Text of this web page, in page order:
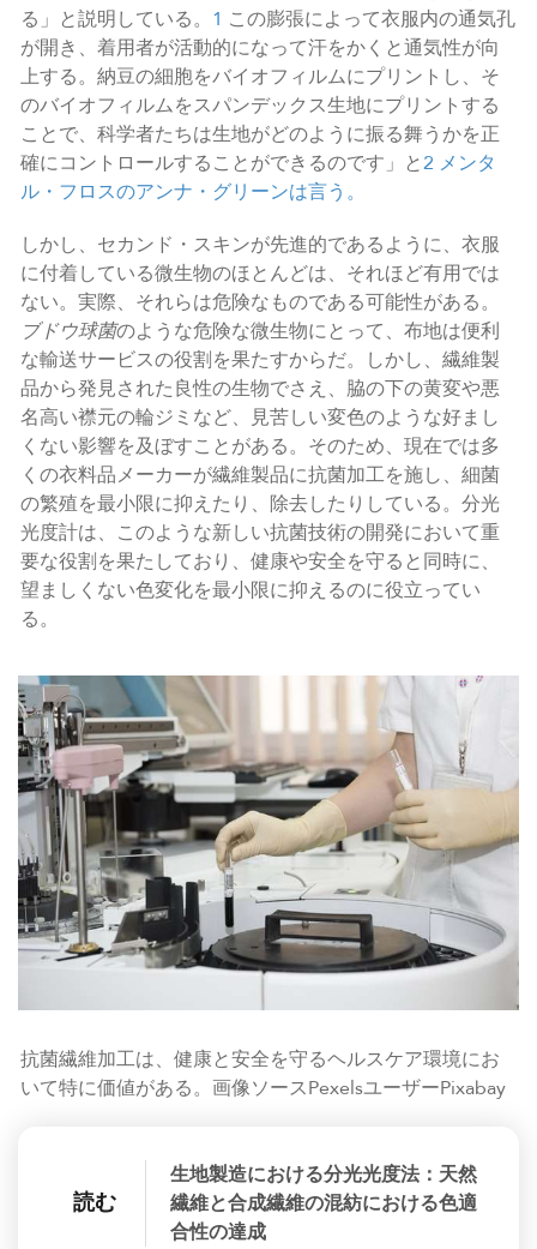
る」と説明している。 1 この膨張によって衣服内の通気孔
が開き、着用者が活動的になって汗をかくと通気性が向
上する。納豆の細胞をバイオフィルムにプリントし、そ
のバイオフィルムをスパンデックス生地にプリントする
ことで、科学者たちは生地がどのように振る舞うかを正
確にコントロールすることができるのです」と2 メンタ
ル・フロスのアンナ・グリーンは言う。
しかし、セカンド・スキンが先進的であるように、衣服
に付着している微生物のほとんどは、それほど有用では
ない。実際、それらは危険なものである可能性がある。
ブドウ球菌のような危険な微生物にとって、布地は便利
な輸送サービスの役割を果たすからだ。しかし、繊維製
品から発見された良性の生物でさえ、脇の下の黄変や悪
名高い襟元の輪ジミなど、見苦しい変色のような好まし
くない影響を及ぼすことがある。そのため、現在では多
くの衣料品メーカーが繊維製品に抗菌加工を施し、細菌
の繁殖を最小限に抑えたり、除去したりしている。分光
光度計は、このような新しい抗菌技術の開発において重
要な役割を果たしており、健康や安全を守ると同時に、
望ましくない色変化を最小限に抑えるのに役立ってい
る。
抗菌繊維加工は、健康と安全を守るヘルスケア環境にお
いて特に価値がある。画像ソースPexelsユーザーPixabay
読む
生地製造における分光光度法：天然
繊維と合成繊維の混紡における色適
合性の達成